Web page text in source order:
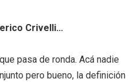
Crivelli…
pasa de ronda. Acá nadie
pero bueno, la definición